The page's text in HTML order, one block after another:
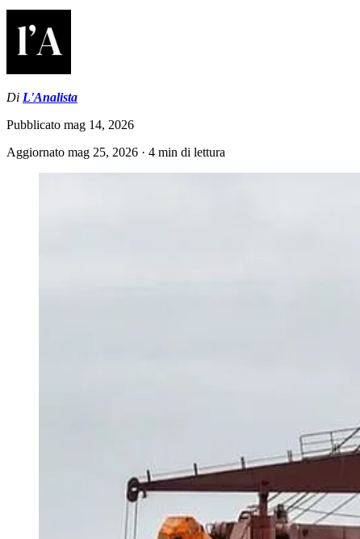
Di L'Analista
Pubblicato mag 14, 2026
Aggiornato mag 25, 2026 · 4 min di lettura